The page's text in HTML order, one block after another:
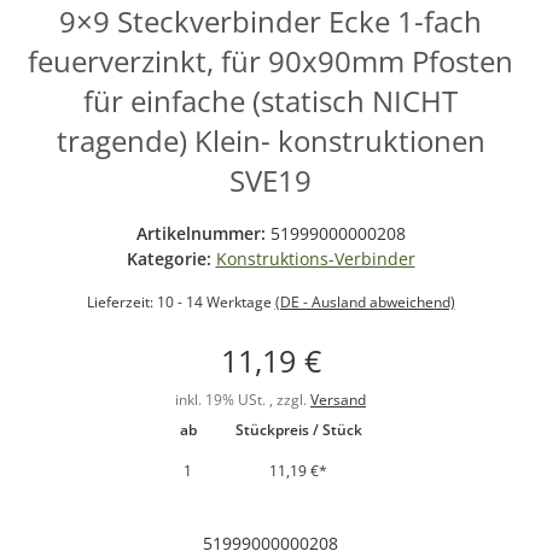
9×9 Steckverbinder Ecke 1-fach
feuerverzinkt, für 90x90mm Pfosten
für einfache (statisch NICHT
tragende) Klein- konstruktionen
SVE19
Artikelnummer: 51999000000208
Kategorie: Konstruktions-Verbinder
Lieferzeit: 10 - 14 Werktage (DE - Ausland abweichend)
11,19 €
inkl. 19% USt. , zzgl. Versand
ab
Stückpreis / Stück
1
11,19 €*
51999000000208